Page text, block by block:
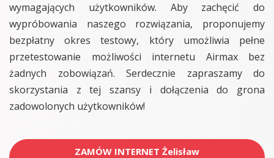
wymagających użytkowników. Aby zachęcić do
wypróbowania naszego rozwiązania, proponujemy
bezpłatny okres testowy, który umożliwia pełne
przetestowanie możliwości internetu Airmax bez
żadnych zobowiązań. Serdecznie zapraszamy do
skorzystania z tej szansy i dołączenia do grona
zadowolonych użytkowników!
ZAMÓW INTERNET Żelisław